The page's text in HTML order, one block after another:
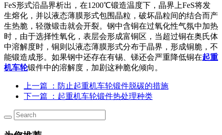
FeS形式沿晶界析出，在1200℃锻造温度下，晶界上FeS将发
生熔化，并以液态薄膜形式包围晶粒，破坏晶粒间的结合而产
生热脆，轻微锻击就会开裂。钢中含铜在过氧化性气氛中加热
时，由于选择性氧化，表层会形成富铜区，当超过铜在奥氏体
中溶解度时，铜则以液态薄膜形式分布于晶界，形成铜脆，不
能锻造成形。如果钢中还存在有锡、锑还会严重降低铜在起重
机车轮锻件中的溶解度，加剧这种脆化倾向。
上一篇
：防止起重机车轮锻件脱碳的措施
下一篇
：起重机车轮锻件热处理种类